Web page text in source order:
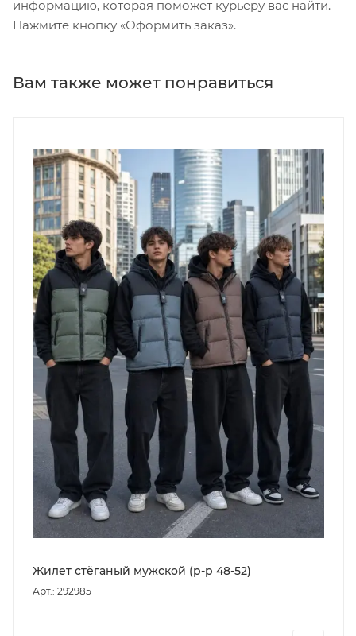
информацию, которая поможет курьеру вас найти.
Нажмите кнопку «Оформить заказ».
Вам также может понравиться
Жилет стёганый мужской (р-р 48-52)
Арт.: 292985